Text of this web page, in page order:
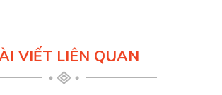
VIẾT LIÊN QUAN